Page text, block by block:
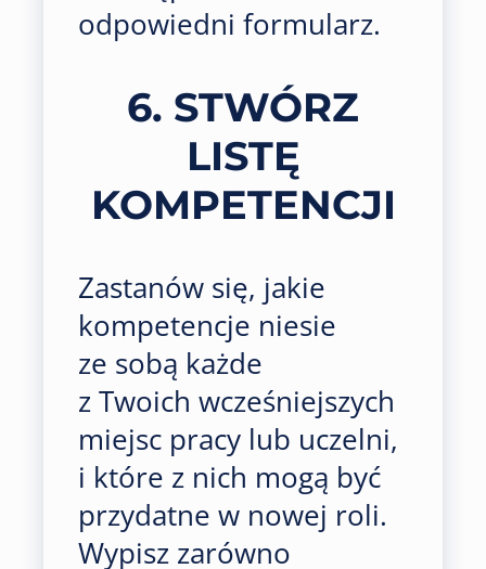
odpowiedni formularz.
6. STWÓRZ
LISTĘ
KOMPETENCJI
Zastanów się, jakie
kompetencje niesie
ze sobą każde
z Twoich wcześniejszych
miejsc pracy lub uczelni,
i które z nich mogą być
przydatne w nowej roli.
Wypisz zarówno